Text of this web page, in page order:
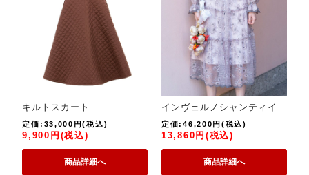
キルトスカート
定価:33,000円(税込)
9,900円(税込)
商品詳細へ
インヴェルノシャンティイレーススカート
定価:46,200円(税込)
13,860円(税込)
商品詳細へ